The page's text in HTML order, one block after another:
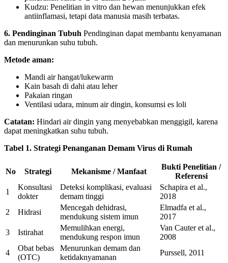
Kudzu: Penelitian in vitro dan hewan menunjukkan efek
antiinflamasi, tetapi data manusia masih terbatas.
6. Pendinginan Tubuh Pendinginan dapat membantu kenyamanan
dan menurunkan suhu tubuh.
Metode aman:
Mandi air hangat/lukewarm
Kain basah di dahi atau leher
Pakaian ringan
Ventilasi udara, minum air dingin, konsumsi es loli
Catatan: Hindari air dingin yang menyebabkan menggigil, karena
dapat meningkatkan suhu tubuh.
Tabel 1. Strategi Penanganan Demam Virus di Rumah
No Strategi Mekanisme / Manfaat
Bukti Penelitian /
Referensi
1
Konsultasi
dokter
Deteksi komplikasi, evaluasi
demam tinggi
Schapira et al.,
2018
2
Hidrasi
Mencegah dehidrasi,
mendukung sistem imun
Elmadfa et al.,
2017
3
Istirahat
Memulihkan energi,
mendukung respon imun
Van Cauter et al.,
2008
4
Obat bebas
(OTC)
Menurunkan demam dan
ketidaknyamanan
Purssell, 2011